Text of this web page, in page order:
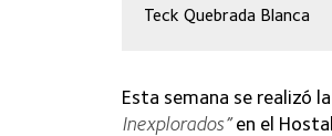
Teck Quebrada Blanca
Esta semana se realizó
Inexplorados”en el